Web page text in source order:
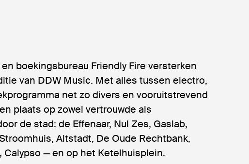
boekingsbureau Friendly Fire versterken
van DDW Music. Met alles tussen electro,
net zo divers en vooruitstrevend
plaats op zowel vertrouwde als
de stad: de Effenaar, Nul Zes, Gaslab,
Altstadt, De Oude Rechtbank,
Calypso — en op het Ketelhuisplein.